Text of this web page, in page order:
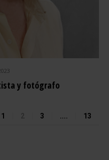
y fotógrafo
1 3 .... 13